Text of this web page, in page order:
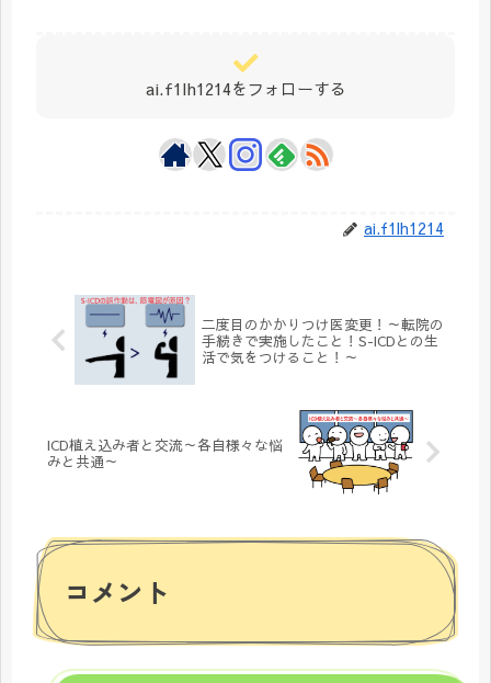
ai.f1lh1214をフォローする
ai.f1lh1214
二度目のかかりつけ医変更！～転院の
手続きで実施したこと！S-ICDとの生
活で気をつけること！～
ICD植え込み者と交流～各自様々な悩
みと共通～
コメント